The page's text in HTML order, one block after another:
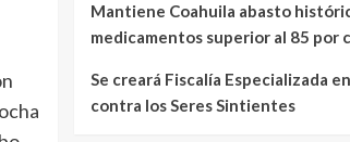
Mantiene Coahuila abasto
medicamentos superior al 85 por
Se creará Fiscalía Especializada
contra los Seres Sintientes